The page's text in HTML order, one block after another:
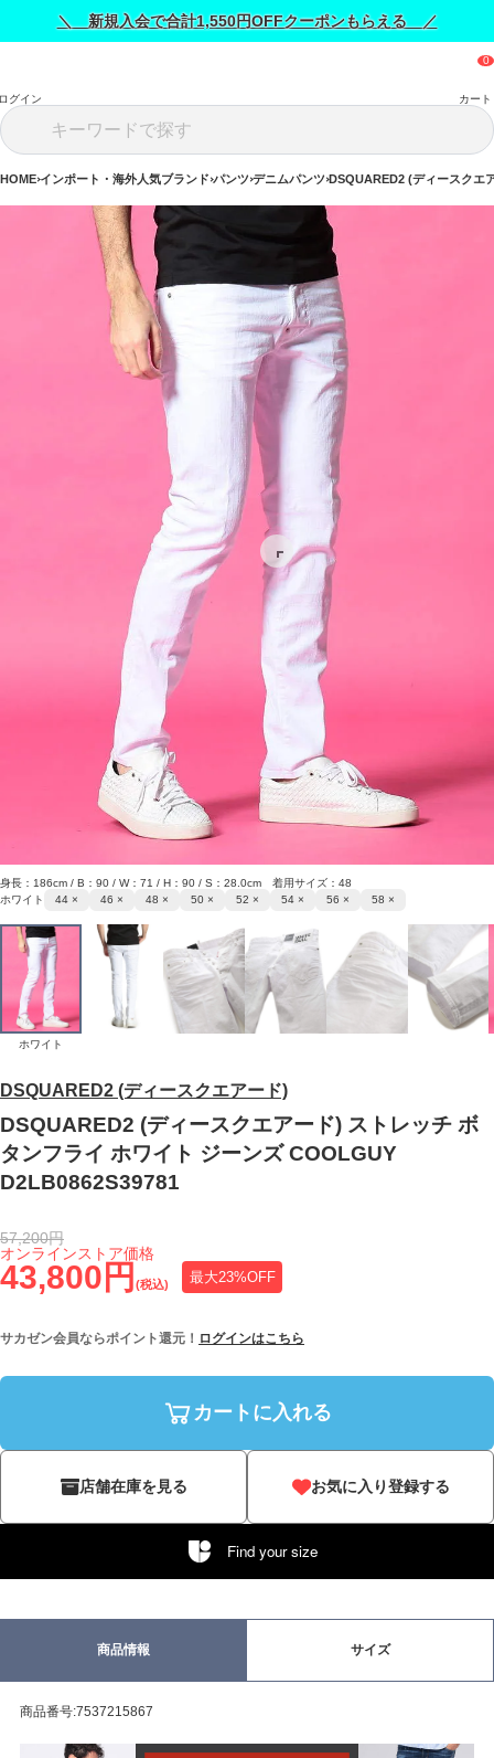
＼ 新規入会で合計1,550円OFFクーポンもらえる ／
グイン カート
HOME インポート・海外人気ブランド パンツ デニムパンツ DSQUARED2 (ディースクエ
DSQUARED2 (ディースクエアード)
DSQUARED2 (ディースクエアード) ストレッチ ボ
タンフライ ホワイト ジーンズ COOLGUY
D2LB0862S39781
43,800円 (税込) 最大23%OFF
オンラインストア価格
57,200円
サカゼン会員ならポイント還元！ ログインはこちら
カートに入れる
店舗在庫を見る お気に入り登録する
Find your size
身長：186cm / B：90 / W：71 / H：90 / S：28.0cm 着用サイズ：48
ホワイト
44 × 46 × 48 × 50 × 52 × 54 × 56 × 58 ×
ホワイト
商品情報 サイズ
商品番号:7537215867